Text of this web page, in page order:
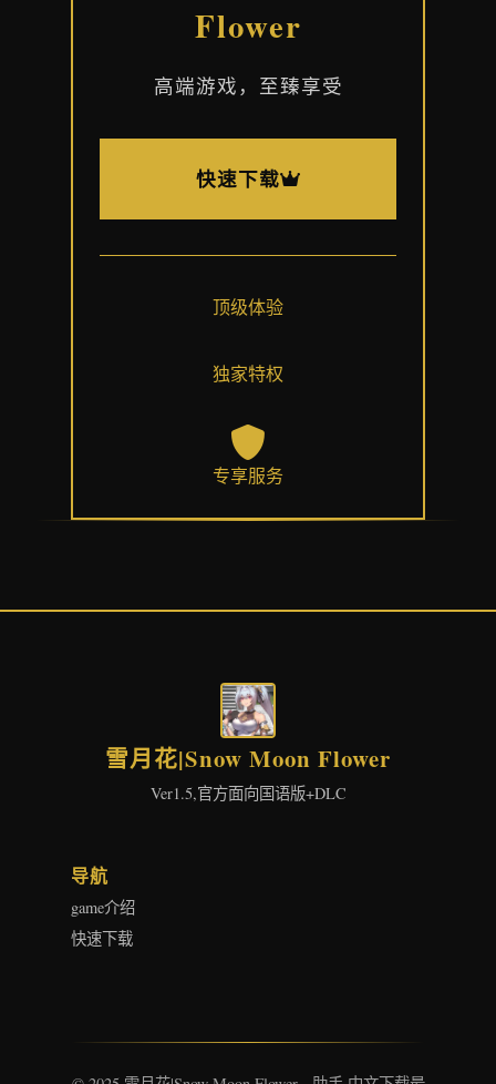
Flower
高端游戏，至臻享受
快速下载
顶级体验
独家特权
专享服务
雪月花|Snow Moon Flower
Ver1.5,官方面向国语版+DLC
导航
game介绍
快速下载